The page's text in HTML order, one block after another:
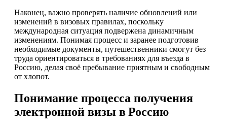
Наконец, важно проверять наличие обновлений или
изменений в визовых правилах, поскольку
международная ситуация подвержена динамичным
изменениям. Понимая процесс и заранее подготовив
необходимые документы, путешественники смогут без
труда ориентироваться в требованиях для въезда в
Россию, делая своё пребывание приятным и свободным
от хлопот.
Понимание процесса получения
электронной визы в Россию